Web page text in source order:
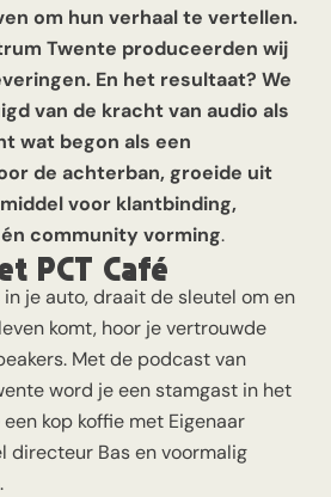
om hun verhaal te vertellen.
Twente produceerden wij
En het resultaat? We
van de kracht van audio als
wat begon als een
de achterban, groeide uit
voor klantbinding,
community vorming.
PCT Café
je auto, draait de sleutel om en
komt, hoor je vertrouwde
Met de podcast van
word je een stamgast in het
kop koffie met Eigenaar
directeur Bas en voormalig